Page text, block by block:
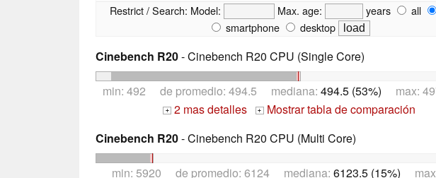
Restrict / Search: Model: Max. age: years all
smartphone
desktop
Cinebench R20- Cinebench R20 CPU (Single Core)
min: 492 de promedio: 494.5 mediana: 494.5 (53%) max:
+ 2 mas detalles + Mostrar tabla de comparación
Cinebench R20- Cinebench R20 CPU (Multi Core)
min: 5920 de promedio: 6124 mediana: 6123.5 (15%)